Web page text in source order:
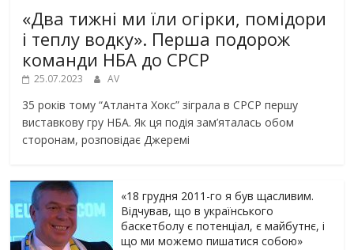
«Два тижні ми їли огірки, помідори
і теплу водку». Перша подорож
команди НБА до СРСР
25.07.2023 AV
35 років тому “Атланта Хокс” зіграла в СРСР першу
виставкову гру НБА. Як ця подія зам’яталась обом
сторонам, розповідає Джеремі
«18 грудня 2011-го я був щасливим.
Відчував, що в українського
баскетболу є потенціал, є майбутнє, і
що ми можемо пишатися собою»